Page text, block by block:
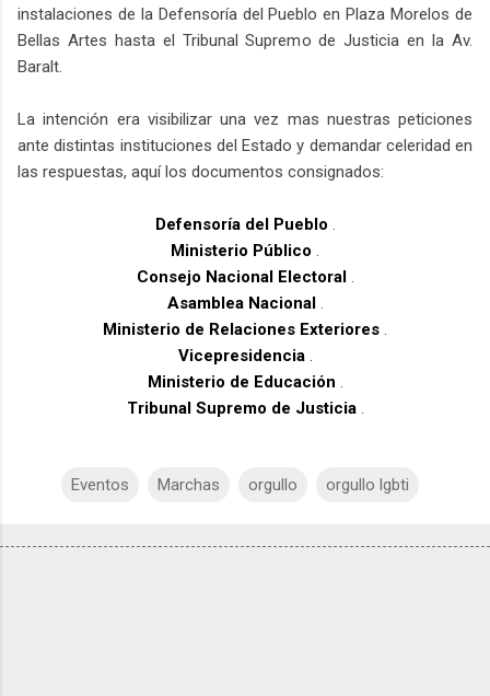
instalaciones de la Defensoría del Pueblo en Plaza Morelos de
Bellas Artes hasta el Tribunal Supremo de Justicia en la Av.
Baralt.
La intención era visibilizar una vez mas nuestras peticiones
ante distintas instituciones del Estado y demandar celeridad en
las respuestas, aquí los documentos consignados:
Defensoría del Pueblo .
Ministerio Público .
Consejo Nacional Electoral .
Asamblea Nacional .
Ministerio de Relaciones Exteriores .
Vicepresidencia .
Ministerio de Educación .
Tribunal Supremo de Justicia .
Eventos Marchas orgullo orgullo lgbti